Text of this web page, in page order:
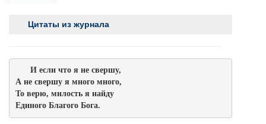
Цитаты из журнала
И если что я не свершу,
А не свершу я много много,
То верю, милость я найду
Единого Благого Бога.